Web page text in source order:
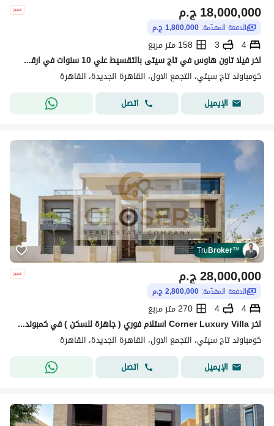
ج.م18,000,000
الدفعة المقدّمة: 1,800,000 ج.م
4
3
158 متر مربع
اخر فيلا تاون هاوس في تاج سيتى بالتقسيط علي 10 سنوات في ارقي مرحلة بالقرب من مرحلة تاج سلطان دقايق من كمبوند سعادة و ماونتن فيو 1 و سوان ليك و الرحاب
كومباوند تاج سيتي، التجمع الاول، القاهرة الجديدة، القاهرة
الإيميل
اتصل
TruBroker™
ج.م28,000,000
الدفعة المقدّمة: 2,800,000 ج.م
4
4
270 متر مربع
اخر Corner Luxury Villa استلام فوري ( جاهزة للسكن ) في كمبوند تاج سيتي التجمع الاول بخصم مميز علي الكاش
كومباوند تاج سيتي، التجمع الاول، القاهرة الجديدة، القاهرة
الإيميل
اتصل